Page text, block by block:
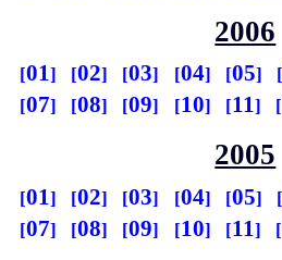
2006
01 02 03 04 05
07
08 09 10 11
2005
01 02 03 04 05
07
08 09 10 11